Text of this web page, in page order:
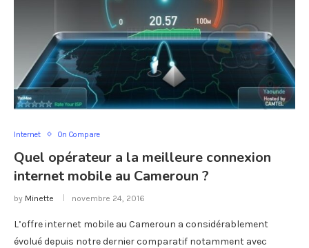
Internet On Compare
Quel opérateur a la meilleure connexion
internet mobile au Cameroun ?
by Minette novembre 24, 2016
L’offre internet mobile au Cameroun a considérablement
évolué depuis notre dernier comparatif notamment avec